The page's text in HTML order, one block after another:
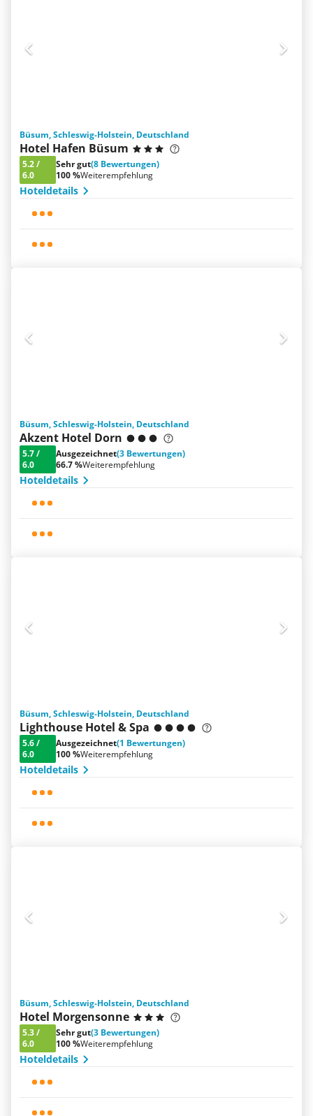
Büsum, Schleswig-Holstein, Deutschland
Hotel Hafen Büsum
5.2/
6.0
Sehr gut(8 Bewertungen)
100 %Weiterempfehlung
Hoteldetails
Büsum, Schleswig-Holstein, Deutschland
Akzent Hotel Dorn
5.7/
6.0
Ausgezeichnet(3 Bewertungen)
66.7 %Weiterempfehlung
Hoteldetails
Büsum, Schleswig-Holstein, Deutschland
Lighthouse Hotel & Spa
5.6/
6.0
Ausgezeichnet(1 Bewertungen)
100 %Weiterempfehlung
Hoteldetails
Büsum, Schleswig-Holstein, Deutschland
Hotel Morgensonne
5.3/
6.0
Sehr gut(3 Bewertungen)
100 %Weiterempfehlung
Hoteldetails